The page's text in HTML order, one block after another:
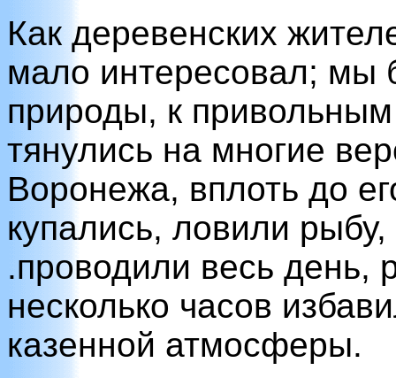
Как деревенских
мало интересовал; мы
природы, к
тянулись на многие
Воронежа, вплоть до
купались, ловили
.проводили весь день,
несколько часов
казенной атмосферы.